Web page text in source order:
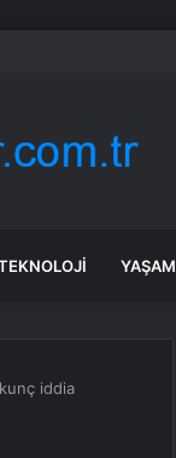
olay gönderme geldi
YAŞAM
iddia